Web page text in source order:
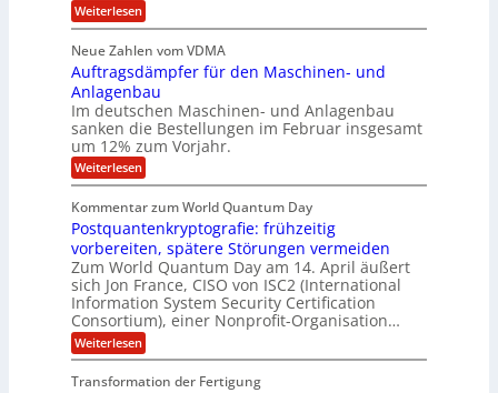
6
5
M
i
l
l
i
o
n
U
S
-
D
o
l
l
a
e
r
i
n
g
f
ü
r
E
M
E
A
u
n
d
L
a
n
3
.
2
t
A
p
s
o
l
u
t
r
e
s
i
g
w
i
r
d
C
h
i
e
f
C
u
s
t
o
m
e
r
O
ff
Weiterlesen:
H
r
t
i
n
g
e
r
ö
f
n
e
t
K
o
m
p
e
t
e
z
Neue Zahlen vom VDMA
Auftragsdämpfer für den Maschinen- und
Anlagenbau
Im deutschen Maschinen- und Anlagenbau
sanken die Bestellungen im Februar insgesamt
um 12% zum Vorjahr.
Weiterlesen:
A
f
t
r
a
g
s
d
ä
m
p
e
Kommentar zum World Quantum Day
Postquantenkryptografie: frühzeitig
vorbereiten, spätere Störungen vermeiden
Zum World Quantum Day am 14. April äußert
sich Jon France, CISO von ISC2 (International
Information System Security Certification
Consortium), einer Nonprofit-Organisation…
Weiterlesen:
P
s
Transformation der Fertigung